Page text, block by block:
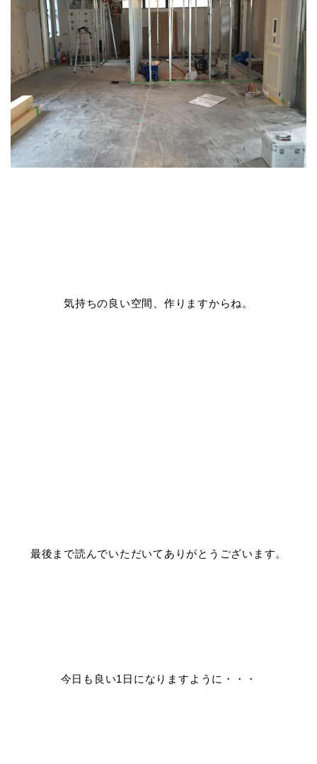
気持ちの良い空間、作りますからね。
最後まで読んでいただいてありがとうございます。
今日も良い1日になりますように・・・